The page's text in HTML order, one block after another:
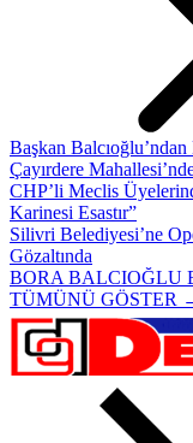
Başkan
Çayırdere
CHP’li Meclis
Karinesi Esastır”
Silivri Belediyesi’ne
Gözaltında
BORA BALCIOĞLU
TÜMÜNÜ GÖSTER